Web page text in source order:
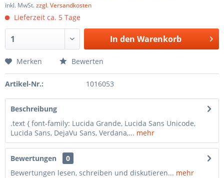
inkl. MwSt.zzgl. Versandkosten
Lieferzeit ca. 5 Tage
In den Warenkorb
Merken Bewerten
Artikel-Nr.: 1016053
Beschreibung
.text { font-family: Lucida Grande, Lucida Sans Unicode,
Lucida Sans, DejaVu Sans, Verdana,... mehr
Bewertungen
0
Bewertungen lesen, schreiben und diskutieren... mehr